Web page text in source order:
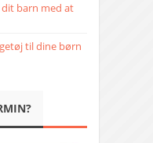
barn med at
til dine børn